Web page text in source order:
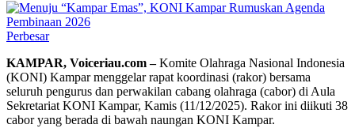
Perbesar
KAMPAR, Voiceriau.com –Komite Olahraga Nasional Indonesia
(KONI) Kampar menggelar rapat koordinasi (rakor) bersama
seluruh pengurus dan perwakilan cabang olahraga (cabor) di Aula
Sekretariat KONI Kampar, Kamis (11/12/2025). Rakor ini diikuti 38
cabor yang berada di bawah naungan KONI Kampar.